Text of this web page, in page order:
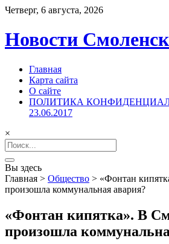
Четверг, 6 августа, 2026
Новости
Главная
Карта сайта
О сайте
ПОЛИТИКА
23.06.2017
×
Search
for:
Вы здесь
Главная > Общество > «Фонтан
произошла коммунальная авария?
«Фонтан кипятка». В
произошла